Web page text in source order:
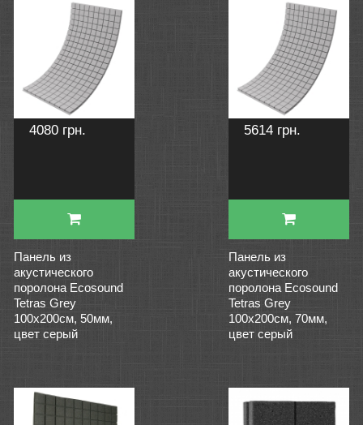
4080 грн.
Панель из
акустического
поролона Ecosound
Tetras Grey
100x200см, 50мм,
цвет серый
5614 грн.
Панель из
акустического
поролона Ecosound
Tetras Grey
100x200см, 70мм,
цвет серый